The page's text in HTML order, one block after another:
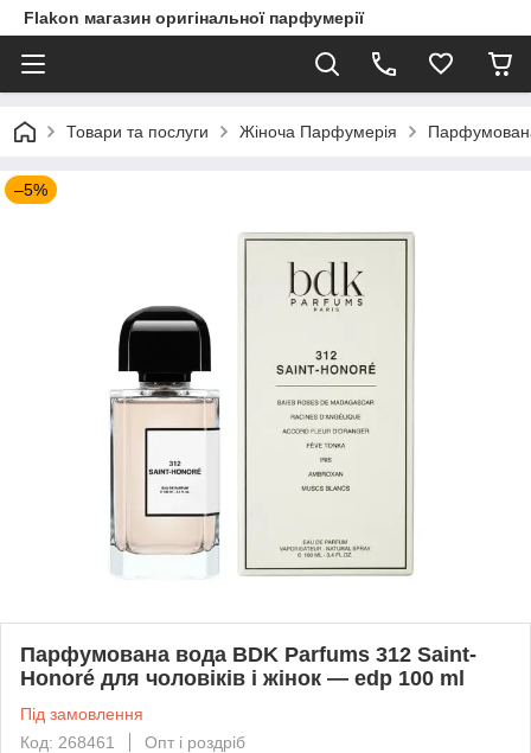
Flakon магазин оригінальної парфумерії
Товари та послуги Жіноча Парфумерія
–5%
Парфумована вода BDK Parfums 312 Saint-
Honoré для чоловіків і жінок — edp 100 ml
Під замовлення
Код: 268461
Опт і роздріб